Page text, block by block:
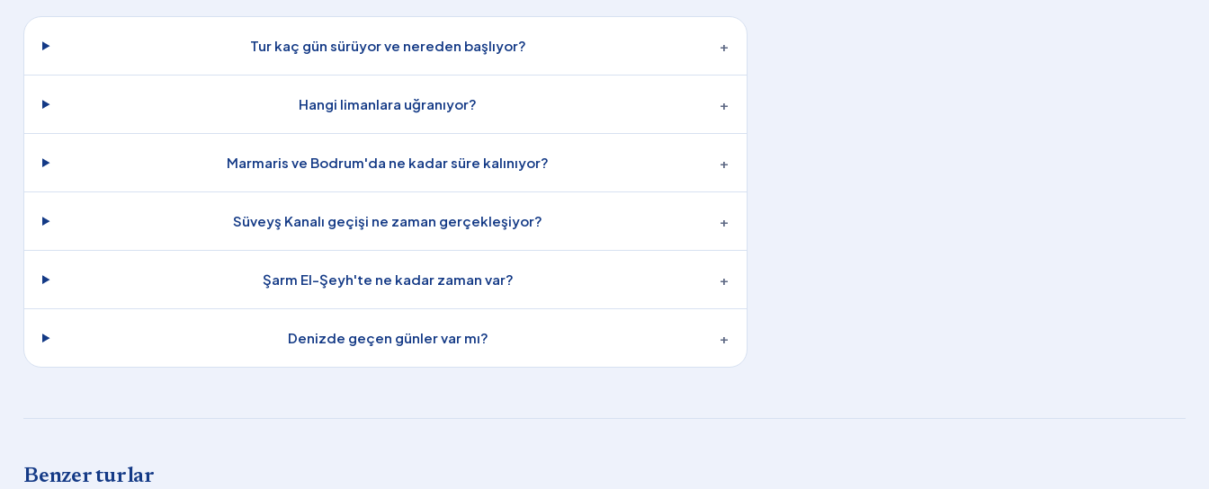
Tur kaç gün sürüyor ve nereden başlıyor? +
Hangi limanlara uğranıyor? +
Marmaris ve Bodrum'da ne kadar süre kalınıyor? +
Süveyş Kanalı geçişi ne zaman gerçekleşiyor? +
Şarm El-Şeyh'te ne kadar zaman var? +
Denizde geçen günler var mı? +
Benzer turlar